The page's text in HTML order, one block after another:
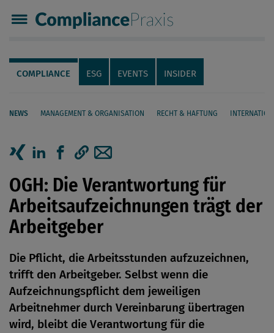
Compliance Praxis
Servicenavigation
Navigation
COMPLIANCE ESG EVENTS INSIDER
NEWS MANAGEMENT & ORGANISATION RECHT & HAFTUNG
Seiteninhalt
Artikel auf Xing teilen
Artikel auf linkedIn teilen
Artikel auf Facebook teilen
Artikel per Mail teilen
OGH: Die Verantwortung für
Arbeitsaufzeichnungen trägt der
Arbeitgeber
Die Pflicht, die Arbeitsstunden aufzuzeichnen,
trifft den Arbeitgeber. Selbst wenn die
Aufzeichnungspflicht dem jeweiligen
Arbeitnehmer durch Vereinbarung übertragen
wird, bleibt die Verantwortung für die